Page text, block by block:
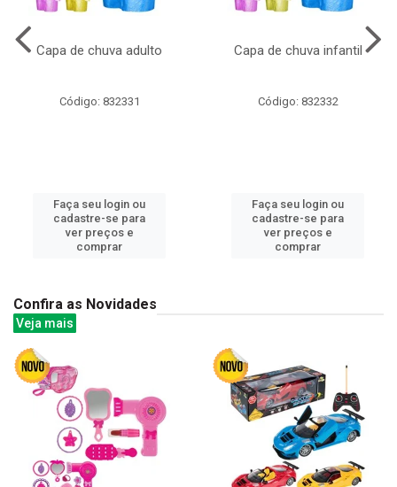
Capa de chuva adulto
Código: 832331
Faça seu login ou
cadastre-se para
ver preços e
comprar
Capa de chuva infantil
Código: 832332
Faça seu login ou
cadastre-se para
ver preços e
comprar
Confira as Novidades
Veja mais